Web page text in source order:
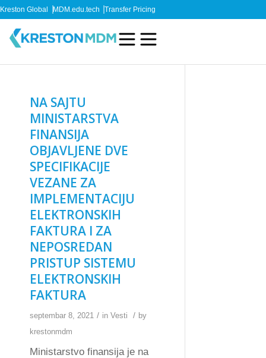
Kreston Global MDM.edu.tech Transfer Pricing
NA SAJTU
MINISTARSTVA
FINANSIJA
OBJAVLJENE DVE
SPECIFIKACIJE
VEZANE ZA
IMPLEMENTACIJU
ELEKTRONSKIH
FAKTURA I ZA
NEPOSREDAN
PRISTUP SISTEMU
ELEKTRONSKIH
FAKTURA
septembar 8, 2021 / in Vesti / by
krestonmdm
Ministarstvo finansija je na